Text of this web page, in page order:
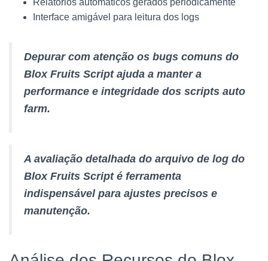
Relatórios automáticos gerados periodicamente
Interface amigável para leitura dos logs
Depurar com atenção os bugs comuns do
Blox Fruits Script ajuda a manter a
performance e integridade dos scripts auto
farm.
A avaliação detalhada do arquivo de log do
Blox Fruits Script é ferramenta
indispensável para ajustes precisos e
manutenção.